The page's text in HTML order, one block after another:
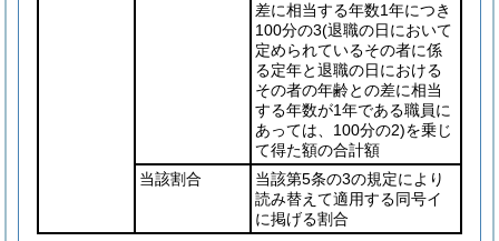
差に相当する年数1年につき
100分の3(退職の日において
定められているその者に係
る定年と退職の日における
その者の年齢との差に相当
する年数が1年である職員に
あっては、100分の2)を乗じ
て得た額の合計額
当該割合
当該第5条の3の規定により
読み替えて適用する同号イ
に掲げる割合